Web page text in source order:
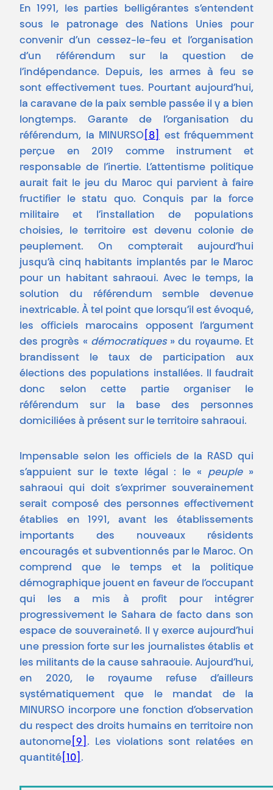
En 1991, les parties belligérantes s’entendent
sous le patronage des Nations Unies pour
convenir d’un cessez-le-feu et l’organisation
d’un référendum sur la question de
l’indépendance. Depuis, les armes à feu se
sont effectivement tues. Pourtant aujourd’hui,
la caravane de la paix semble passée il y a bien
longtemps. Garante de l’organisation du
référendum, la MINURSO [8]
est fréquemment
perçue en 2019 comme instrument et
responsable de l’inertie. L’attentisme politique
aurait fait le jeu du Maroc qui parvient à faire
fructifier le statu quo. Conquis par la force
militaire et l’installation de populations
choisies, le territoire est devenu colonie de
peuplement. On compterait aujourd’hui
jusqu’à cinq habitants implantés par le Maroc
pour un habitant sahraoui. Avec le temps, la
solution du référendum semble devenue
inextricable. À tel point que lorsqu’il est évoqué,
les officiels marocains opposent l’argument
des progrès « démocratiques» du royaume. Et
brandissent le taux de participation aux
élections des populations installées. Il faudrait
donc selon cette partie organiser le
référendum sur la base des personnes
domiciliées à présent sur le territoire sahraoui.
Impensable selon les officiels de la RASD qui
s’appuient sur le texte légal : le « peuple»
sahraoui qui doit s’exprimer souverainement
serait composé des personnes effectivement
établies en 1991, avant les établissements
importants des nouveaux résidents
encouragés et subventionnés par le Maroc. On
comprend que le temps et la politique
démographique jouent en faveur de l’occupant
qui les a mis à profit pour intégrer
progressivement le Sahara de facto dans son
espace de souveraineté. Il y exerce aujourd’hui
une pression forte sur les journalistes établis et
les militants de la cause sahraouie. Aujourd’hui,
en 2020, le royaume refuse d’ailleurs
systématiquement que le mandat de la
MINURSO incorpore une fonction d’observation
du respect des droits humains en territoire non
autonome [9] . Les violations sont relatées en
quantité [10] .